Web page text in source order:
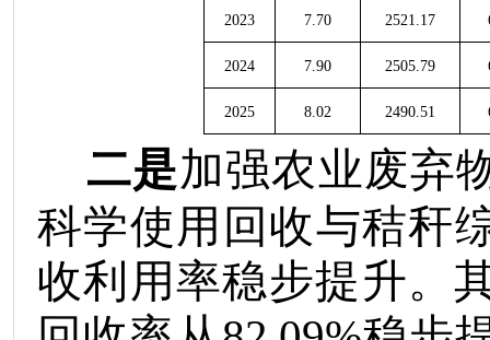
2023 7.70 2521.17
2024 7.90 2505.79
2025 8.02 2490.51
二是加强农业废弃
科学使用回收与秸秆
收利用率稳步提升。